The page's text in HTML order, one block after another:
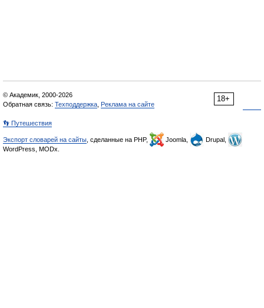
18+
© Академик, 2000-2026
Обратная связь: Техподдержка Реклама на сайте
👣 Путешествия
Экспорт словарей на сайты , сделанные на PHP, Joomla,
Drupal,
WordPress, MODx.